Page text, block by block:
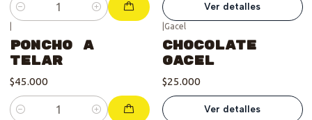
Cantidad
Ver detalles
Poncho a
Telar
$45.000
Cantidad
Gacel
Chocolate
Gacel
$25.000
Ver detalles